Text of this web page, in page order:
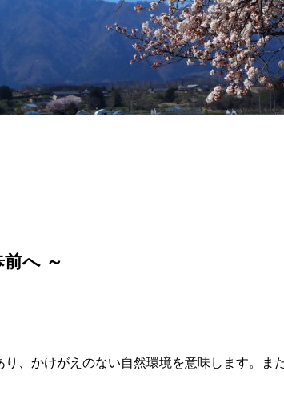
へ ～
、かけがえのない自然環境を意味します。ま